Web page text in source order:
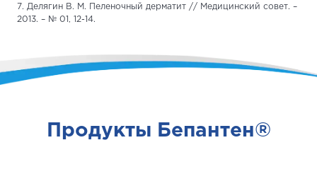
7. Делягин В. М. Пеленочный дерматит // Медицинский совет. –
2013. – № 01, 12-14.
Продукты Бепантен®